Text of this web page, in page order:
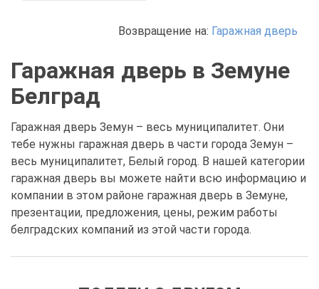
Возвращение на: Гаражная дверь
Гаражная дверь в Земуне
Белград
Гаражная дверь Земун – весь муниципалитет. Они
тебе нужны гаражная дверь в части города Земун –
весь муниципалитет, Белый город. В нашей категории
гаражная дверь вы можете найти всю информацию и
компании в этом районе гаражная дверь в Земуне,
презентации, предложения, цены, режим работы
белградских компаний из этой части города.